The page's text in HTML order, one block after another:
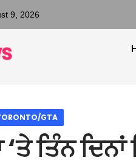
9, 2026
GTA
‘ਤੇ ਤਿੰਨ